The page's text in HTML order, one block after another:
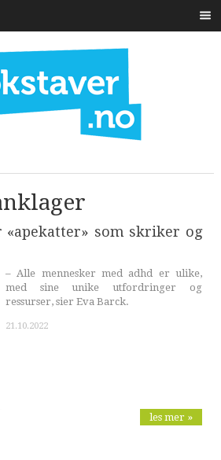
som skriker og
– Alle mennesker med adhd er ulike,
med sine unike utfordringer og
ressurser, sier Eva Barck.
21.10.2022
les mer »